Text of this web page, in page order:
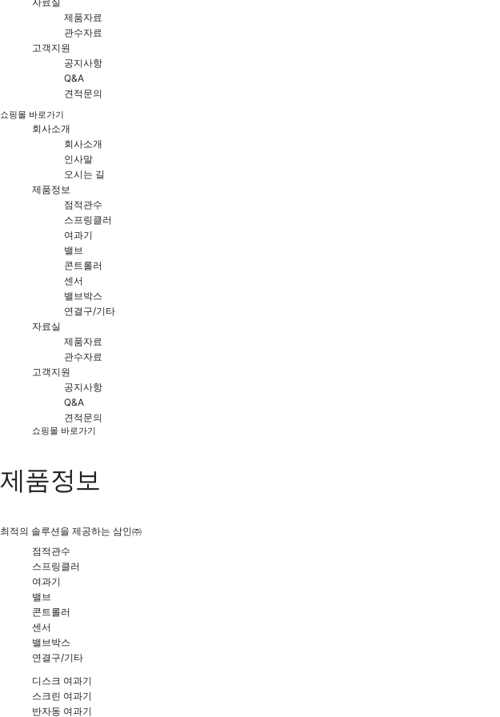
제품자료
관수자료
고객지원
공지사항
Q&A
견적문의
쇼핑몰 바로가기
회사소개
회사소개
인사말
오시는 길
제품정보
점적관수
스프링클러
여과기
밸브
콘트롤러
센서
밸브박스
연결구/기타
자료실
제품자료
관수자료
고객지원
공지사항
Q&A
견적문의
쇼핑몰 바로가기
제품정보
최적의 솔루션을 제공하는 삼인㈜
점적관수
스프링클러
여과기
밸브
콘트롤러
센서
밸브박스
연결구/기타
디스크 여과기
스크린 여과기
반자동 여과기